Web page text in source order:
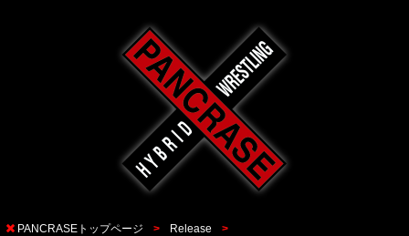
PANCRASEトップページ Release